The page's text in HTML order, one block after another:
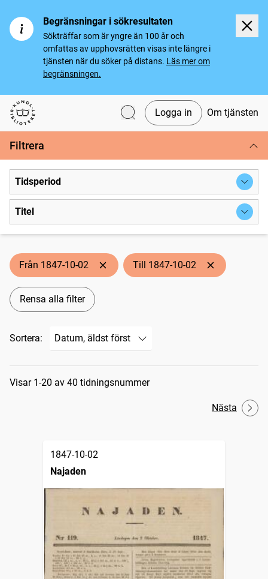
Begränsningar i sökresultaten
Sökträffar som är yngre än 100 år och
omfattas av upphovsrätten visas inte längre i
tjänsten när du söker på distans. Läs mer om
begränsningen.
Svenska tidningar
Logga in Om tjänsten
Filtrera
Tidsperiod
Titel
Från 1847-10-02 Till 1847-10-02
Rensa alla filter
Sortera:
Sökresultat
Visar 1-20 av 40 tidningsnummer
Nästa
1847-10-02
Najaden